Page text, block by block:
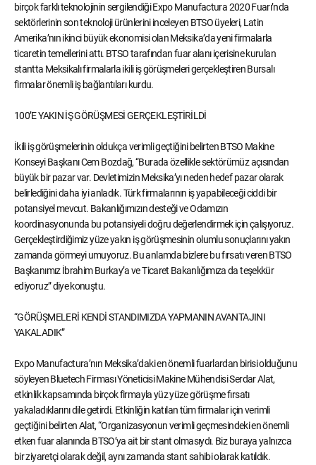
birçok farklı teknolojinin sergilendiği Expo Manufactura 2020 Fuarı’nda
sektörlerinin son teknoloji ürünlerini inceleyen BTSO üyeleri, Latin
Amerika’nın ikinci büyük ekonomisi olan Meksika’da yeni firmalarla
ticaretin temellerini attı. BTSO tarafından fuar alanı içerisine kurulan
stantta Meksikalı firmalarla ikili iş görüşmeleri gerçekleştiren Bursalı
firmalar önemli iş bağlantıları kurdu.
100’E YAKIN İŞ GÖRÜŞMESİ GERÇEKLEŞTİRİLDİ
İkili iş görüşmelerinin oldukça verimli geçtiğini belirten BTSO Makine
Konseyi Başkanı Cem Bozdağ, “Burada özellikle sektörümüz açısından
büyük bir pazar var. Devletimizin Meksika’yı neden hedef pazar olarak
belirlediğini daha iyi anladık. Türk firmalarının iş yapabileceği ciddi bir
potansiyel mevcut. Bakanlığımızın desteği ve Odamızın
koordinasyonunda bu potansiyeli doğru değerlendirmek için çalışıyoruz.
Gerçekleştirdiğimiz yüze yakın iş görüşmesinin olumlu sonuçlarını yakın
zamanda görmeyi umuyoruz. Bu anlamda bizlere bu fırsatı veren BTSO
Başkanımız İbrahim Burkay’a ve Ticaret Bakanlığımıza da teşekkür
ediyoruz” diye konuştu.
“GÖRÜŞMELERİ KENDİ STANDIMIZDA YAPMANIN AVANTAJINI
YAKALADIK”
Expo Manufactura’nın Meksika’daki en önemli fuarlardan birisi olduğunu
söyleyen Bluetech Firması Yöneticisi Makine Mühendisi Serdar Alat,
etkinlik kapsamında birçok firmayla yüz yüze görüşme fırsatı
yakaladıklarını dile getirdi. Etkinliğin katılan tüm firmalar için verimli
geçtiğini belirten Alat, “Organizasyonun verimli geçmesindeki en önemli
etken fuar alanında BTSO’ya ait bir stant olmasıydı. Biz buraya yalnızca
bir ziyaretçi olarak değil, aynı zamanda stant sahibi olarak katıldık.